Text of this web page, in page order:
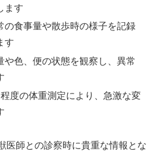
ます
の食事量や散歩時の様子を記録
す
や色、便の状態を観察し、異常
程度の体重測定により、急激な変
医師との診察時に貴重な情報とな